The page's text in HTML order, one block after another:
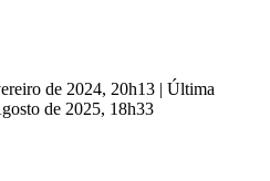
de 2024, 20h13 | Última
de 2025, 18h33